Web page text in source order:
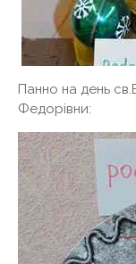
Панно на день
Федорівни: